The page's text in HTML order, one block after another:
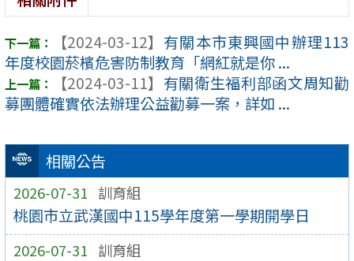
相關公告
2026-07-31 訓育組
桃園市立武漢國中115學年度第一學期開學日
2026-07-31 訓育組
【2024-03-12】 有關本市東興國中辦理113
年度校園菸檳危害防制教育「網紅就是你 ...
【2024-03-11】 有關衛生福利部函文周知勸
募團體確實依法辦理公益勸募一案，詳如 ...